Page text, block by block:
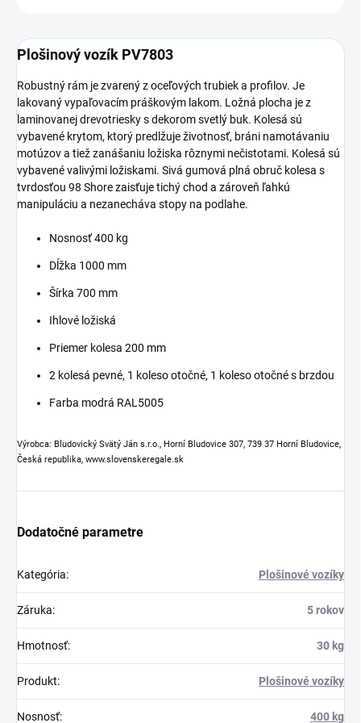
Plošinový vozík PV7803
Robustný rám je zvarený z oceľových trubiek a profilov. Je
lakovaný vypaľovacím práškovým lakom. Ložná plocha je z
laminovanej drevotriesky s dekorom svetlý buk. Kolesá sú
vybavené krytom, ktorý predlžuje životnosť, bráni namotávaniu
motúzov a tiež zanášaniu ložiska rôznymi nečistotami. Kolesá sú
vybavené valivými ložiskami. Sivá gumová plná obruč kolesa s
tvrdosťou 98 Shore zaisťuje tichý chod a zároveň ľahkú
manipuláciu a nezanecháva stopy na podlahe.
Nosnosť 400 kg
Dĺžka 1000 mm
Šírka 700 mm
Ihlové ložiská
Priemer kolesa 200 mm
2 kolesá pevné, 1 koleso otočné, 1 koleso otočné s brzdou
Farba modrá RAL5005
Výrobca: Bludovický Svätý Ján s.r.o., Horní Bludovice 307, 739 37 Horní Bludovice,
Česká republika, www.slovenskeregale.sk
Dodatočné parametre
Kategória: Plošinové vozíky
Záruka: 5 rokov
Hmotnosť: 30 kg
Produkt: Plošinové vozíky
Nosnosť: 400 kg